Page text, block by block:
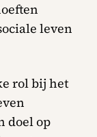
leven
rol bij het
doel op